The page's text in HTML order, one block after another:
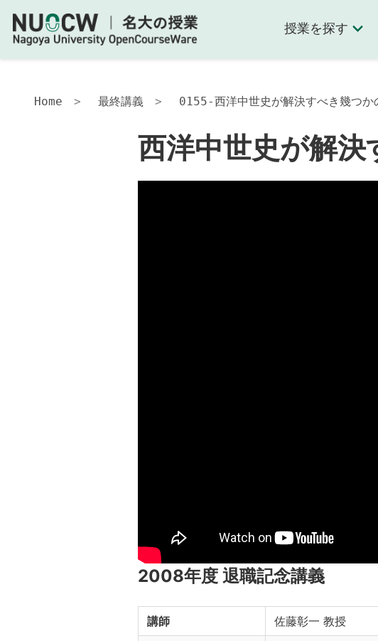
授業を探す
Home 最終講義 0155-西洋中世史が解決すべき幾つか
西洋中世史が解
2008年度 退職記念講義
講師 佐藤彰一 教授